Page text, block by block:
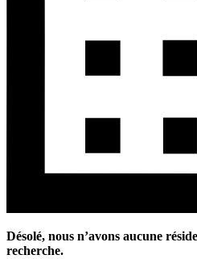
Désolé, nous n’avons aucune
recherche.